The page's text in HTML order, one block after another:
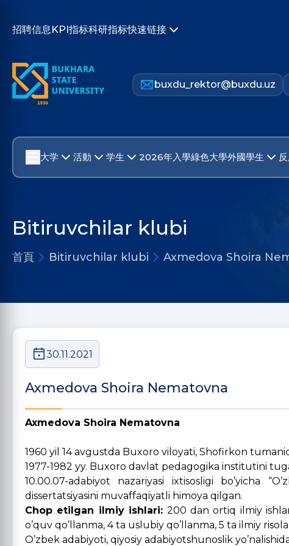
招聘信息KPI指标科研指标快速链接
buxdu_rektor@buxdu.uz
大学 活動 学生 2026年入學綠色大學外國學生
Bitiruvchilar klubi
首頁 Bitiruvchilar klubi Axmedova Shoira
30.11.2021
Axmedova Shoira Nematovna
Axmedova Shoira Nematovna
1960 yil 14 avgustda Buxoro viloyati, Shofirkon
1977-1982 yy. Buxoro davlat pedagogika institutini
10.00.07-adabiyot nazariyasi ixtisosligi bo’yicha
dissertatsiyasini muvaffaqiyatli himoya qilgan.
Chop etilgan ilmiy ishlari: 200 dan ortiq ilmiy
o’quv qo’llanma, 4 ta uslubiy qo’llanma, 5 ta ilmiy
O’zbek adabiyoti, qiyosiy adabiyotshunoslik